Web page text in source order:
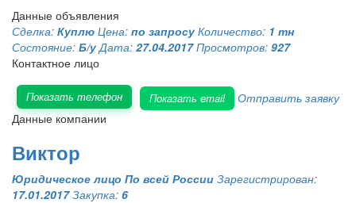
Данные объявления
Сделка: Куплю Цена: по запросу Количество: 1 тн
Состояние: Б/у Дата: 27.04.2017 Просмотров: 927
Контактное лицо
Показать телефон Показать email
Отправить заявку
Данные компании
Виктор
Юридическое лицо По всей России Зарегистрирован:
17.01.2017 Закупка: 6